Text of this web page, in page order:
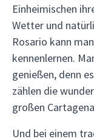
Einheimischen
Wetter und
Rosario kann
kennenlernen.
genießen, denn
zählen die
großen
Und bei einem